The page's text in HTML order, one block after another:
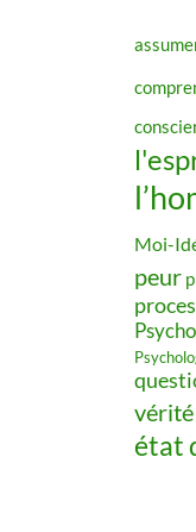
Moi-
peur
vérité
état